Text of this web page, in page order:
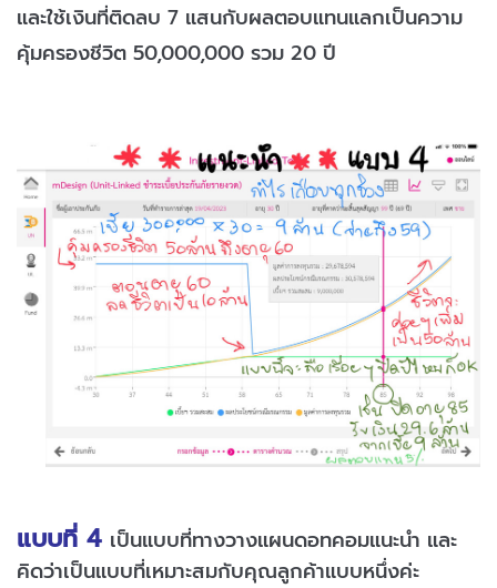
และใช้เงินที่ติดลบ 7 แสนกับผลตอบแทนแลกเป็นความ
คุ้มครองชีวิต 50,000,000 รวม 20 ปี
แบบที่ 4 เป็นแบบที่ทางวางแผนดอทคอมแนะนำ และ
คิดว่าเป็นแบบที่เหมาะสมกับคุณลูกค้าแบบหนึ่งค่ะ